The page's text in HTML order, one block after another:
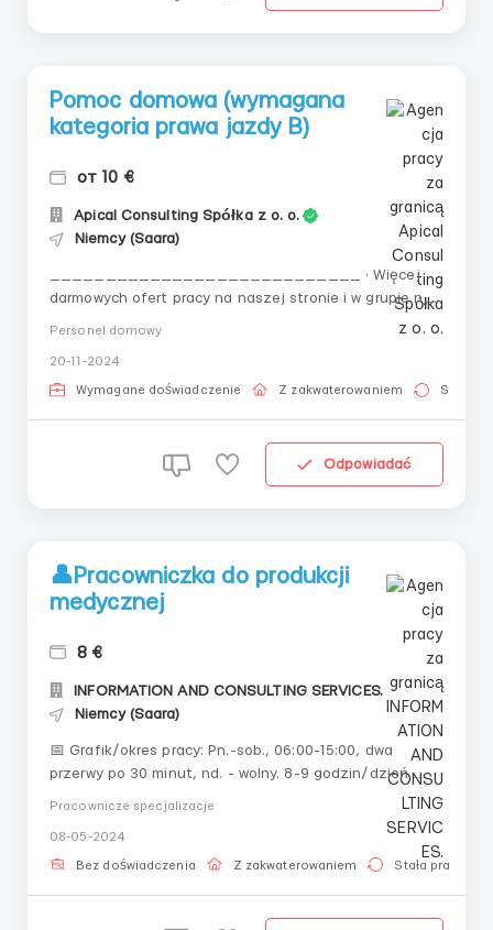
Pomoc domowa (wymagana
kategoria prawa jazdy B)
от 10 €
Apical Consulting Spółka z o. o.
Niemcy (Saara)
darmowych ofert pracy na naszej stronie i w grupie na
domowa (wymagana kategoria prawa jazdy B) 🇩🇪
Niemcy, Neunkirchen 💶 Wynagrodzenie (netto): 10 € /
Personel domowy
20-11-2024
Wymagane doświadczenie Z zakwaterowaniem Stała
Odpowiadać
👤Pracowniczka do produkcji
medycznej
8 €
INFORMATION AND CONSULTING SERVICES.
Niemcy (Saara)
📅 Grafik/okres pracy: Pn.-sob., 06:00-15:00, dwa
przerwy po 30 minut, nd. - wolny. 8-9 godzin/dzień.
Zapewnione odpłatnie: 350€/miesiąc. Zakwaterowanie
w mieszkaniu ze wszystkimi udogodnieniami po 2-3
osoby w pokoju.🦺 Odzież robocza: Zapewniona
Pracownicze specjalizacje
08-05-2024
Bez doświadczenia Z zakwaterowaniem Stała praca